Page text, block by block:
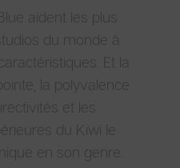
aident les plus
du monde à
Et la
la polyvalence
et les
du Kiwi le
en son genre.